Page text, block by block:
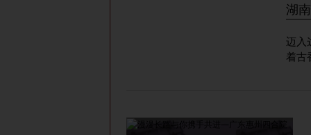
湖
迈入
着古